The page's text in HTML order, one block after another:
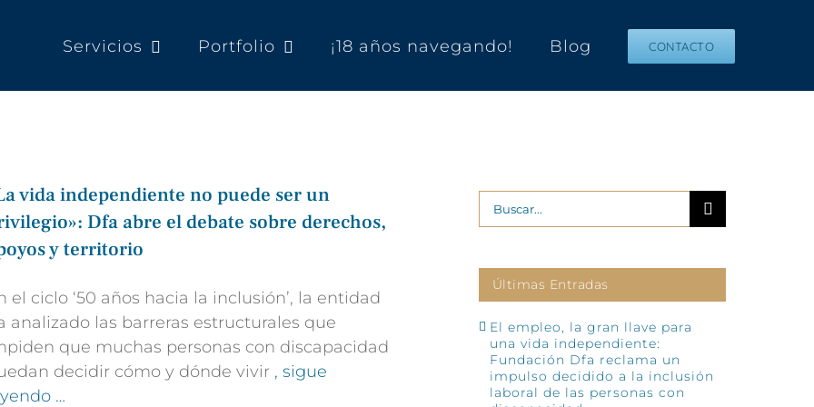
Servicios Portfolio ¡18 años navegando! Blog CONTACTO
vida independiente no puede ser un
Dfa abre el debate sobre derechos,
y territorio
el ciclo ‘50 años hacia la inclusión’, la entidad
analizado las barreras estructurales que
que muchas personas con discapacidad
decidir cómo y dónde vivir , sigue
…
Buscar:
Últimas Entradas
El empleo, la gran llave para
una vida independiente:
Fundación Dfa reclama un
impulso decidido a la inclusión
laboral de las personas con